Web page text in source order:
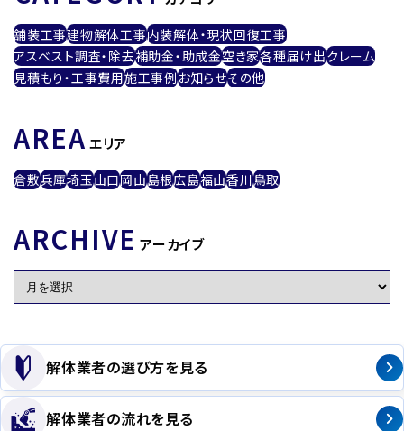
舗装工事建物解体工事内装解体・現状回復工事
アスベスト調査・除去補助金・助成金空き家各種届け出クレーム
見積もり・工事費用施工事例お知らせその他
AREA エリア
倉敷兵庫埼玉山口岡山島根広島福山香川鳥取
ARCHIVE アーカイブ
解体業者の選び方を見る
解体業者の流れを見る